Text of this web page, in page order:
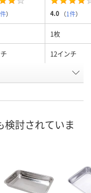
） 4.0 （1件）
1枚
12インチ
1025775
カ
検討されていま